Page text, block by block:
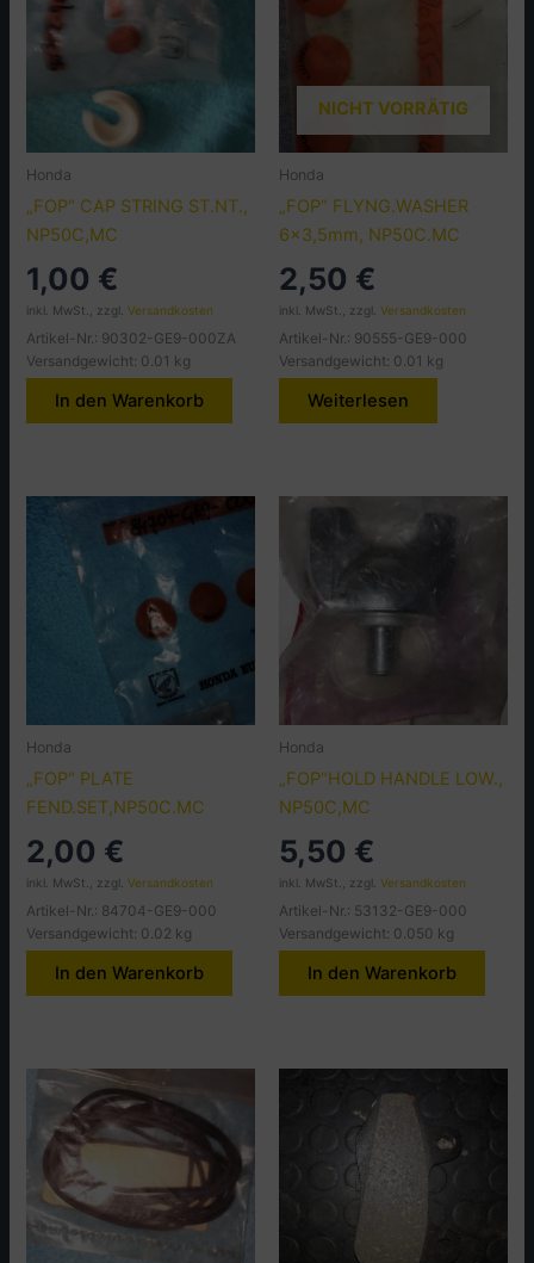
Honda
„FOP“ CAP STRING ST.NT.,
NP50C,MC
1,00 €
inkl. MwSt., zzgl.Versandkosten
Artikel-Nr.: 90302-GE9-000ZA
Versandgewicht: 0.01 kg
In den Warenkorb
NICHT VORRÄTIG
Honda
„FOP“ FLYNG.WASHER
6×3,5mm, NP50C.MC
2,50 €
inkl. MwSt., zzgl. Versandkosten
Artikel-Nr.: 90555-GE9-000
Versandgewicht: 0.01 kg
Weiterlesen
Honda
„FOP“ PLATE
FEND.SET,NP50C.MC
2,00 €
inkl. MwSt., zzgl.Versandkosten
Artikel-Nr.: 84704-GE9-000
Versandgewicht: 0.02 kg
In den Warenkorb
Honda
„FOP“HOLD HANDLE LOW.,
NP50C,MC
5,50 €
inkl. MwSt., zzgl. Versandkosten
Artikel-Nr.: 53132-GE9-000
Versandgewicht: 0.050 kg
In den Warenkorb